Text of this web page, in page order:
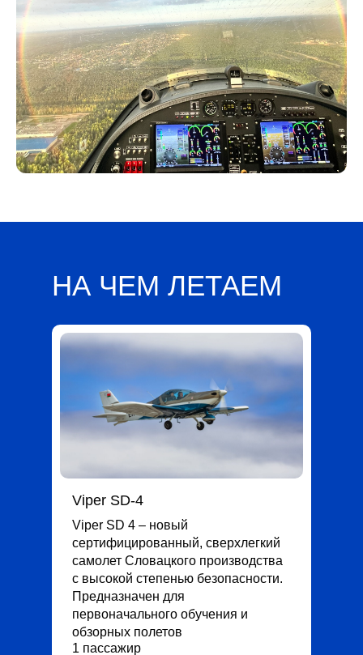
НА ЧЕМ ЛЕТАЕМ
Viper SD-4
Viper SD 4 – новый
сертифицированный, сверхлегкий
самолет Словацкого производства
с высокой степенью безопасности.
Предназначен для
первоначального обучения и
обзорных полетов
1 пассажир